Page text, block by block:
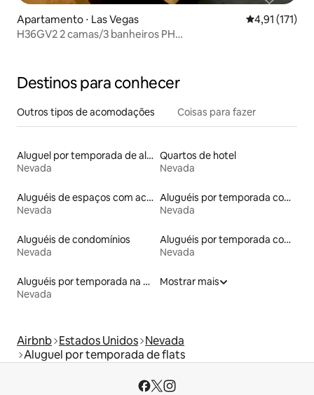
Apartamento ⋅ Las Vegas 4,91 de uma
4,91 (171)
H36GV2 2 camas/3 banheiros PH
Destinos para conhecer
Outros tipos de acomodações Coisas para fazer
Aluguel por temporada de alojamentos ecológicos
Nevada
Quartos de hotel
Nevada
Aluguéis de espaços com acesso direto a pistas de esqui
Nevada
Aluguéis por temporada com acesso à praia
Nevada
Aluguéis de condomínios
Nevada
Aluguéis por temporada com suítes privativas
Nevada
Aluguéis por temporada na orla
Nevada
Mostrar mais
Airbnb Estados Unidos Nevada
Aluguel por temporada de flats